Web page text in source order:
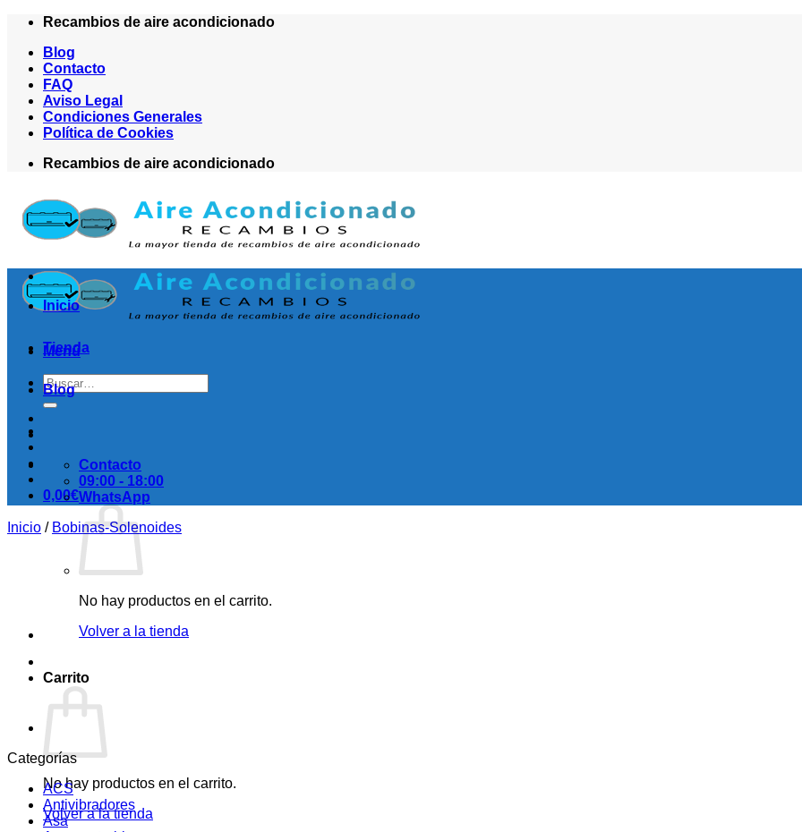
Saltar
contenido
Recambios de aire acondicionado
Blog
Contacto
FAQ
Aviso Legal
Condiciones Generales
Política de Cookies
Recambios de aire acondicionado
Menú
Buscar
por:
0,00€
No hay productos en el carrito.
Volver a la tienda
Carrito
No hay productos en el carrito.
Volver a la tienda
Inicio
Tienda
Blog
Contacto
09:00 - 18:00
WhatsApp
Inicio / Bobinas-Solenoides
Categorías
ACS
Antivibradores
Asa